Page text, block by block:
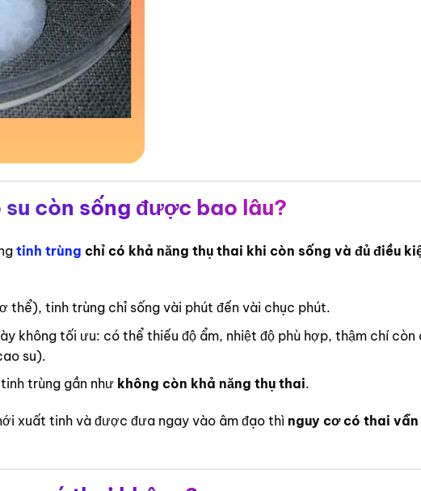
còn sống được bao lâu?
tinh trùng chỉ có khả năng thụ thai khi còn sống và đủ điều
thể), tinh trùng chỉ sống vài phút đến vài chục phút.
không tối ưu: có thể thiếu độ ẩm, nhiệt độ phù hợp, thậm chí còn
su).
trùng gần như không còn khả năng thụ thai.
xuất tinh và được đưa ngay vào âm đạo thì nguy cơ có thai